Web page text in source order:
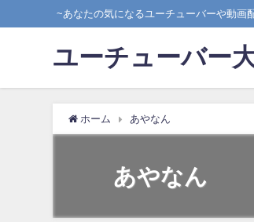
~あなたの気になるユーチューバーや動画
ユーチューバー
ホーム あやなん
あやなん